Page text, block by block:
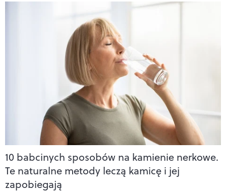
10 babcinych sposobów na kamienie nerkowe.
Te naturalne metody leczą kamicę i jej
zapobiegają